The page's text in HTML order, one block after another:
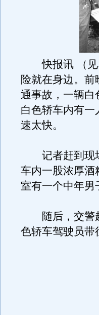
快报讯 （见
险就在身边。
通事故，一辆白
白色轿车内有
速太快。
记者赶到现场
车内一股浓厚酒
室有一个中年
随后，交警赶
色轿车驾驶员带